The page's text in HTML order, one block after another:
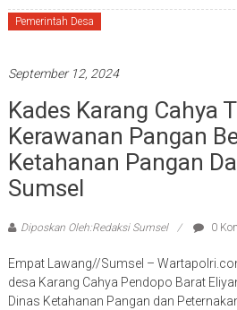
Pemerintah Desa
September 12, 2024
Kades Karang Cahya
Kerawanan Pangan
Ketahanan Pangan
Sumsel
Diposkan Oleh:Redaksi Sumsel 0
Empat Lawang//Sumsel –
desa Karang Cahya Pendopo Barat
Dinas Ketahanan Pangan dan